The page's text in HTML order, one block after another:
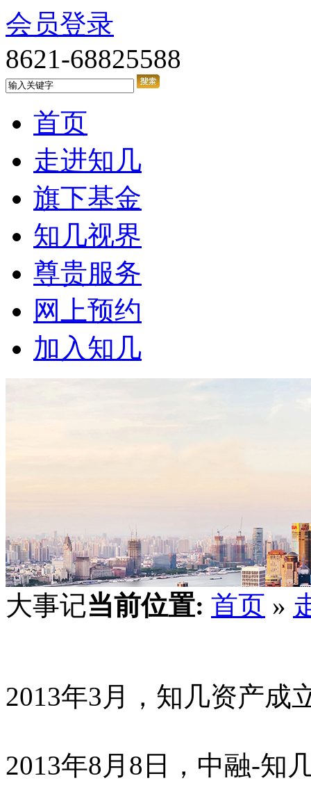
会员登录
8621-68825588
首页
走进知几
旗下基金
知几视界
尊贵服务
网上预约
加入知几
大事记当前位置: 首页 »
2013年3月，知几资产成
2013年8月8日，中融-知